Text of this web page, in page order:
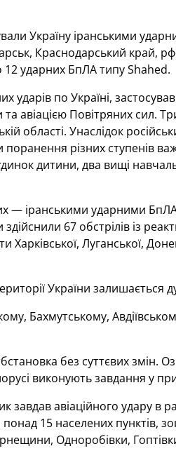
Україну іранськими
Краснодарський край,
ударних БпЛА типу Shahed.
ударів по Україні,
авіацією Повітряних сил.
області. Унаслідок
різних ступенів
дитини, два вищі
— іранськими ударними
67 обстрілів із
Луганської,
України залишається
Бахмутському,
без суттєвих змін.
виконують завдання у
завдав авіаційного удару в
15 населених пунктів,
Одноробівки,